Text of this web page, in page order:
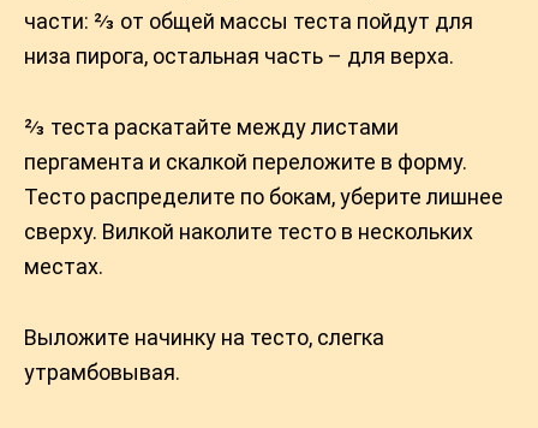
части: ⅔ от общей массы теста пойдут для
низа пирога, остальная часть – для верха.
⅔ теста раскатайте между листами
пергамента и скалкой переложите в форму.
Тесто распределите по бокам, уберите лишнее
сверху. Вилкой наколите тесто в нескольких
местах.
Выложите начинку на тесто, слегка
утрамбовывая.